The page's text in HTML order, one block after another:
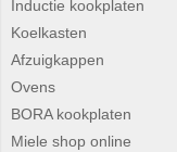
Inductie kookplaten
Koelkasten
Afzuigkappen
Ovens
BORA kookplaten
Miele shop online